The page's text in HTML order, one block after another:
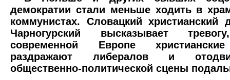
демократии стали меньше ходить в
коммунистах. Словацкий христианский
Чарногурский высказывает
современной Европе
раздражают либералов и
общественно-политической сцены